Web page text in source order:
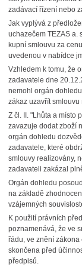
zadávací řízení nebo
Jak vyplývá z
uchazečem TEZAS a.
kupní smlouvu za
uvedenou v nabídce
Vzhledem k tomu, že
zadavatele dne
nemohl orgán
zákaz uzavřít
Z čl. II. "Lhůta a místo
zavazuje dodat zboží
orgán dohledu
zadavatele, které
smlouvy realizovány,
zadavateli zakázal
Orgán dohledu
na základě
vzájemných
K použití právních
poznamenává, že ve
řádu, ve znění zákona
skončena před
předpisů.